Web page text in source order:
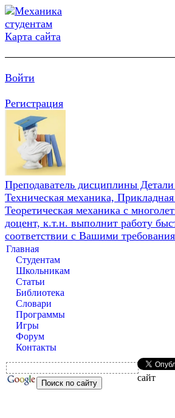
Карта сайта
Войти
Регистрация
Преподаватель дисциплины
Техническая механика,
Теоретическая механика с
доцент, к.т.н. выполнит работу
соответствии с Вашими
Главная
Студентам
Школьникам
Статьи
Библиотека
Словари
Программы
Игры
Форум
Контакты
сайт